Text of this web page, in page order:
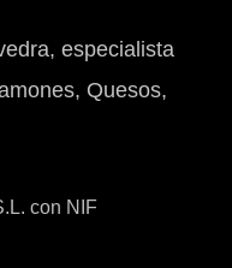
especialista
Quesos,
con NIF